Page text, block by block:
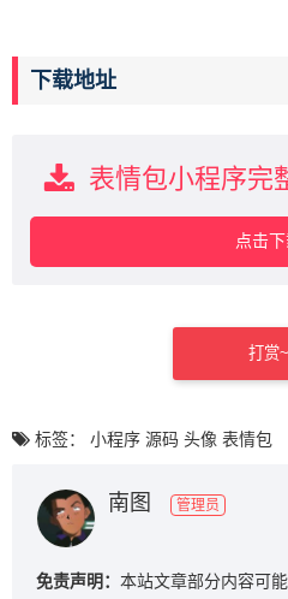
下载地址
表情包小程序完
点击
打赏~
标签： 小程序 源码 头像 表情包
南图 管理员
免责声明： 本站文章部分内容可